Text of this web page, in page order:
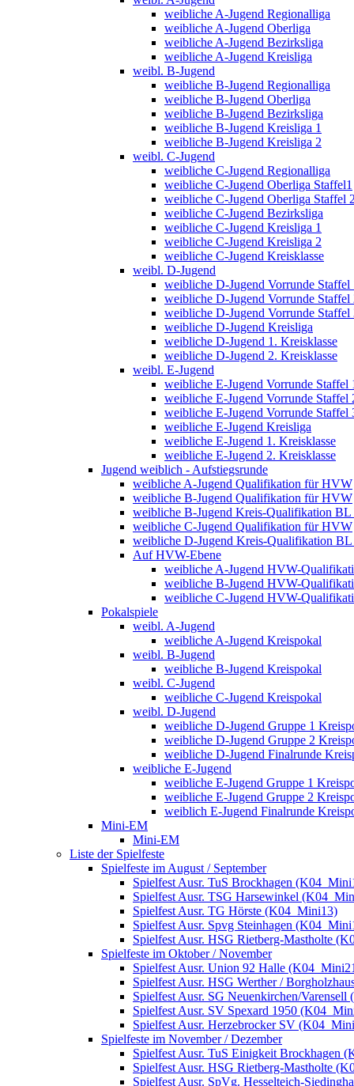
weibliche A-Jugend Regionalliga
weibliche A-Jugend Oberliga
weibliche A-Jugend Bezirksliga
weibliche A-Jugend Kreisliga
weibl. B-Jugend
weibliche B-Jugend Regionalliga
weibliche B-Jugend Oberliga
weibliche B-Jugend Bezirksliga
weibliche B-Jugend Kreisliga 1
weibliche B-Jugend Kreisliga 2
weibl. C-Jugend
weibliche C-Jugend Regionalliga
weibliche C-Jugend Oberliga Staffel1
weibliche C-Jugend Oberliga Staffel 2
weibliche C-Jugend Bezirksliga
weibliche C-Jugend Kreisliga 1
weibliche C-Jugend Kreisliga 2
weibliche C-Jugend Kreisklasse
weibl. D-Jugend
weibliche D-Jugend Vorrunde Staffel
weibliche D-Jugend Vorrunde Staffel
weibliche D-Jugend Vorrunde Staffel
weibliche D-Jugend Kreisliga
weibliche D-Jugend 1. Kreisklasse
weibliche D-Jugend 2. Kreisklasse
weibl. E-Jugend
weibliche E-Jugend Vorrunde Staffel
weibliche E-Jugend Vorrunde Staffel
weibliche E-Jugend Vorrunde Staffel
weibliche E-Jugend Kreisliga
weibliche E-Jugend 1. Kreisklasse
weibliche E-Jugend 2. Kreisklasse
Jugend weiblich - Aufstiegsrunde
weibliche A-Jugend Qualifikation für HVW
weibliche B-Jugend Qualifikation für HVW
weibliche B-Jugend Kreis-Qualifikation BL
weibliche C-Jugend Qualifikation für HVW
weibliche D-Jugend Kreis-Qualifikation
Auf HVW-Ebene
weibliche A-Jugend HVW-
weibliche B-Jugend HVW-
weibliche C-Jugend HVW-
Pokalspiele
weibl. A-Jugend
weibliche A-Jugend Kreispokal
weibl. B-Jugend
weibliche B-Jugend Kreispokal
weibl. C-Jugend
weibliche C-Jugend Kreispokal
weibl. D-Jugend
weibliche D-Jugend Gruppe 1
weibliche D-Jugend Gruppe 2
weibliche D-Jugend Finalrunde
weibliche E-Jugend
weibliche E-Jugend Gruppe 1
weibliche E-Jugend Gruppe 2
weiblich E-Jugend Finalrunde
Mini-EM
Mini-EM
Liste der Spielfeste
Spielfeste im August / September
Spielfest Ausr. TuS Brockhagen
Spielfest Ausr. TSG Harsewinkel
Spielfest Ausr. TG Hörste (K04_Mini13)
Spielfest Ausr. Spvg Steinhagen
Spielfest Ausr. HSG Rietberg-Mastholte
Spielfeste im Oktober / November
Spielfest Ausr. Union 92 Halle
Spielfest Ausr. HSG Werther /
Spielfest Ausr. SG Neuenkirchen/
Spielfest Ausr. SV Spexard 1950
Spielfest Ausr. Herzebrocker SV
Spielfeste im November / Dezember
Spielfest Ausr. TuS Einigkeit Brockhagen
Spielfest Ausr. HSG Rietberg-Mastholte
Spielfest Ausr. SpVg. Hesselteich-